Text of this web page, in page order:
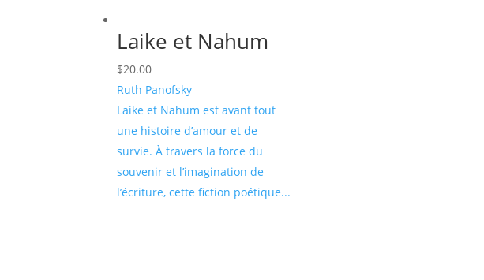
Laike et Nahum
$20.00
Ruth Panofsky
Laike et Nahum est avant tout
une histoire d’amour et de
survie. À travers la force du
souvenir et l’imagination de
l’écriture, cette fiction poétique...